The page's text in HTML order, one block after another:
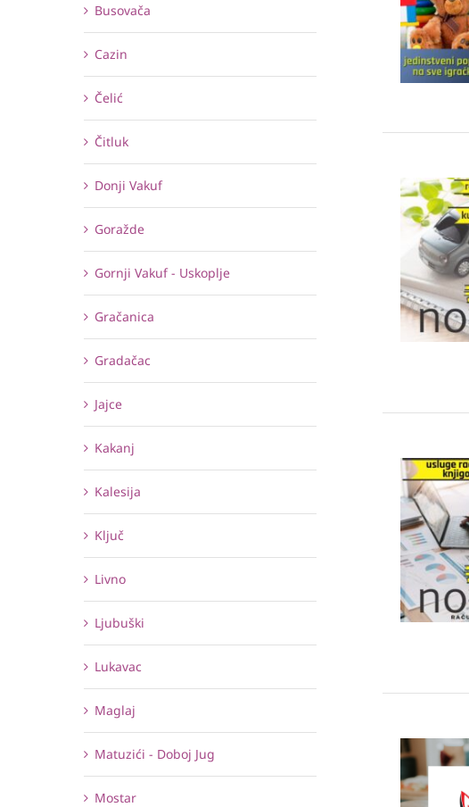
Busovača
Cazin
Čelić
Čitluk
Donji Vakuf
Goražde
Gornji Vakuf - Uskoplje
Gračanica
Gradačac
Jajce
Kakanj
Kalesija
Ključ
Livno
Ljubuški
Lukavac
Maglaj
Matuzići - Doboj Jug
Mostar